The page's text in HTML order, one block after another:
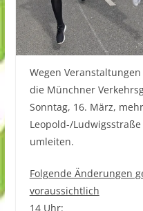
Wegen Veranstaltungen
die Münchner
Sonntag, 16. März,
Leopold-/
umleiten.
Folgende Änderungen
voraussichtlich
14 Uhr: